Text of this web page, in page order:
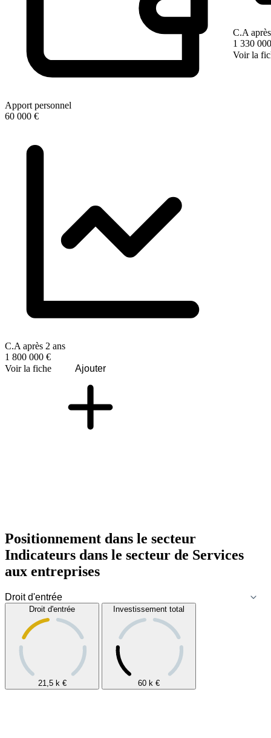
Apport personnel
60 000 €
C.A après 2 ans
1 800 000 €
Voir la fiche
Ajouter
C.A
1 330
Voir la
Positionnement dans le secteur
Indicateurs dans le secteur de Services
aux entreprises
Droit d'entrée
21,5 k €
Investissement total
60 k €